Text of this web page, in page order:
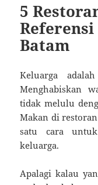
5
Referensi
Batam
Keluarga
Menghabiskan
tidak melulu
Makan di
satu cara
keluarga.
Apalagi kalau